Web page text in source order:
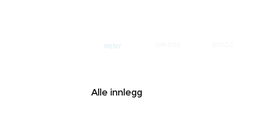
MENY
Alle innlegg